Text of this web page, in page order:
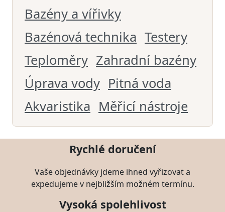
Bazény a vířivky
Bazénová technika Testery
Teploměry Zahradní bazény
Úprava vody Pitná voda
Akvaristika Měřicí nástroje
Rychlé doručení
Vaše objednávky jdeme ihned vyřizovat a
expedujeme v nejbližším možném termínu.
Vysoká spolehlivost